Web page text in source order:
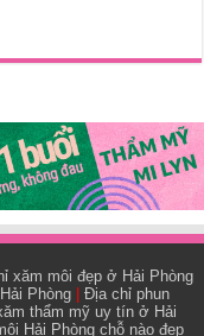
xăm môi đẹp ở Hải Phòng
Phòng |Địa chỉ phun
thẩm mỹ uy tín ở Hải
Hải Phòng chỗ nào đẹp